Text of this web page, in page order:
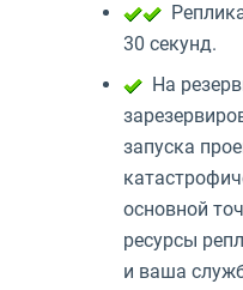
30 секунд.
На
запуска
основной
ресурсы
и ваша